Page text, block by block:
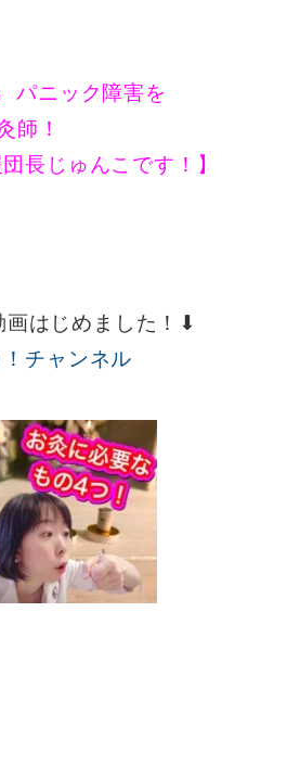
パニック障害を
師！
長じゅんこです！】
はじめました！⬇︎
チャンネル